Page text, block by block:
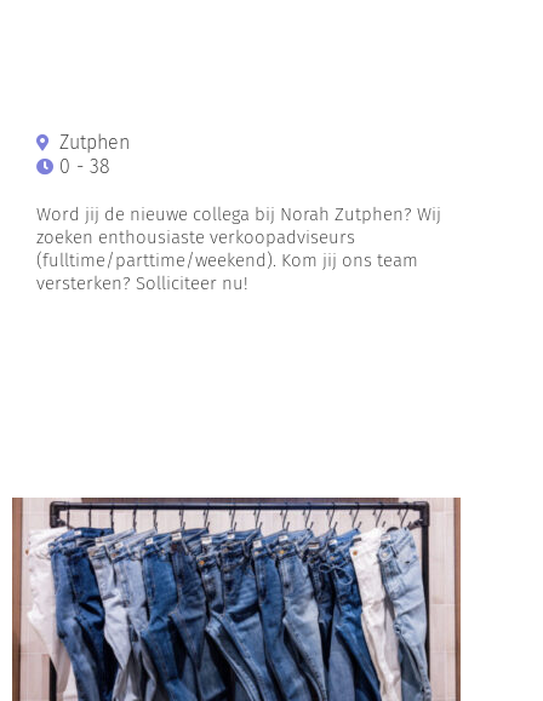
Zutphen
0 - 38
Word jij de nieuwe collega bij Norah Zutphen? Wij
zoeken enthousiaste verkoopadviseurs
(fulltime/parttime/weekend). Kom jij ons team
versterken? Solliciteer nu!